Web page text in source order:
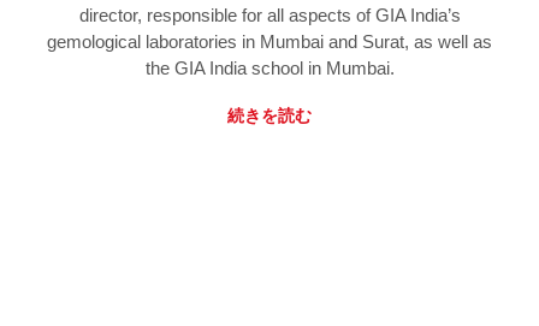
director, responsible for all aspects of GIA India’s
gemological laboratories in Mumbai and Surat, as well as
the GIA India school in Mumbai.
続きを読む